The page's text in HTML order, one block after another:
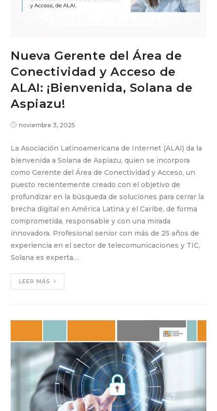
Nueva Gerente del Área de
Conectividad y Acceso de
ALAI: ¡Bienvenida, Solana de
Aspiazu!
noviembre 3, 2025
La Asociación Latinoamericana de Internet (ALAI) da la
bienvenida a Solana de Aspiazu, quien se incorpora
como Gerente del Área de Conectividad y Acceso, un
puesto recientemente creado con el objetivo de
profundizar en la búsqueda de soluciones para cerrar la
brecha digital en América Latina y el Caribe, de forma
comprometida, responsable y con una mirada
innovadora. Profesional senior con más de 25 años de
experiencia en el sector de telecomunicaciones y TIC,
Solana es experta…
LEER MÁS